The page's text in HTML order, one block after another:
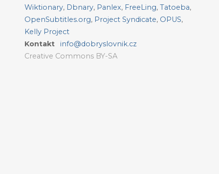
Wiktionary, Dbnary, Panlex, FreeLing, Tatoeba,
OpenSubtitles.org, Project Syndicate, OPUS,
Kelly Project
Kontakt
info@dobryslovnik.cz
Creative Commons BY-SA